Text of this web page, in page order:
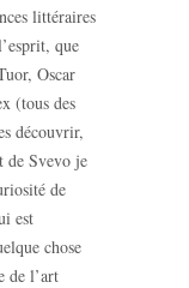
littéraires
que
Oscar
(tous des
découvrir,
de Svevo je
de
est
chose
de l’art